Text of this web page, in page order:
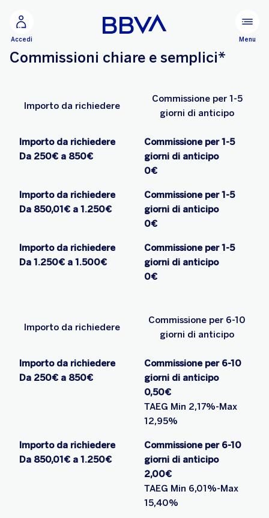
Configurare
Accedi Menu
Commissioni chiare e semplici*
Importo da richiedere
Commissione per 1-5
giorni di anticipo
Importo da richiedere
Da 250€ a 850€
Commissione per 1-5
giorni di anticipo
0€
Importo da richiedere
Da 850,01€ a 1.250€
Commissione per 1-5
giorni di anticipo
0€
Importo da richiedere
Da 1.250€ a 1.500€
Commissione per 1-5
giorni di anticipo
0€
Importo da richiedere
Commissione per 6-10
giorni di anticipo
Importo da richiedere
Da 250€ a 850€
Commissione per 6-10
giorni di anticipo
0,50€
TAEG Min 2,17%-Max
12,95%
Importo da richiedere
Da 850,01€ a 1.250€
Commissione per 6-10
giorni di anticipo
2,00€
TAEG Min 6,01%-Max
15,40%